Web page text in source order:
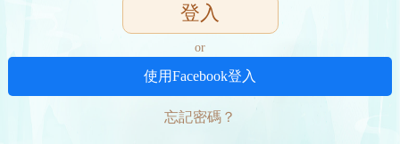
登入
or
使用Facebook登入
忘記密碼？